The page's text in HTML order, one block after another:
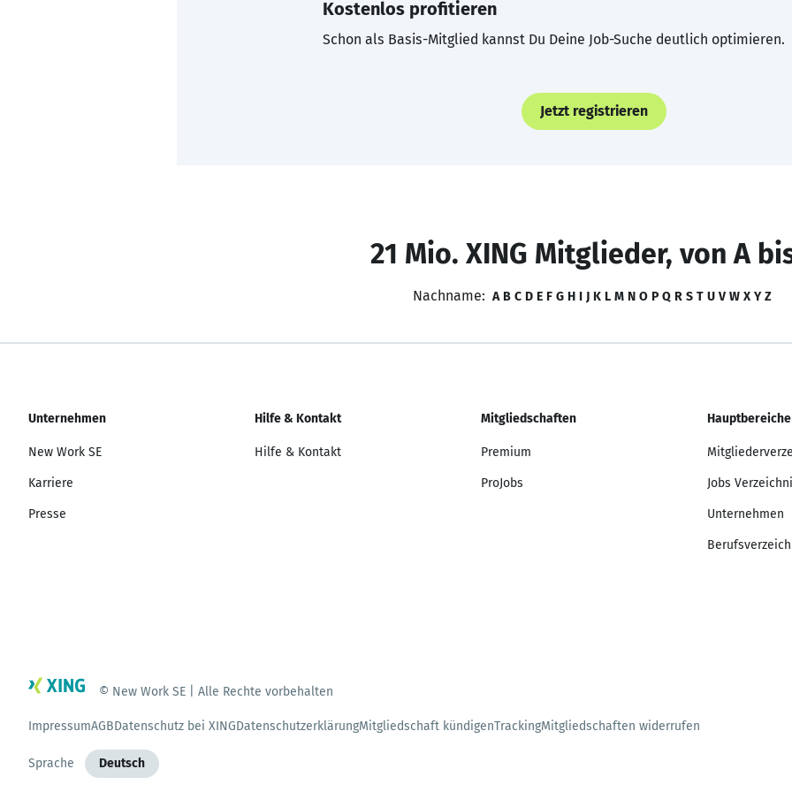
Kostenlos profitieren
Schon als Basis-Mitglied kannst Du Deine Job-Suche deutlich optimieren.
Jetzt registrieren
21 Mio. XING Mitglieder, von A
Nachname: A B C D E F G H I J K L M N O P Q R S T U V W X Y Z
Unternehmen
New Work SE
Karriere
Presse
Hilfe & Kontakt
Hilfe & Kontakt
Mitgliedschaften
Premium
ProJobs
Hauptbereiche
Jobs
Unternehmen
© New Work SE | Alle Rechte vorbehalten
ImpressumAGBDatenschutz bei XINGDatenschutzerklärungMitgliedschaft kündigenTrackingMitgliedschaften widerrufen
Sprache Deutsch